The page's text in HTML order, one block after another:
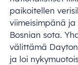
paikoitellen
viimeisimpänä
Bosnian sota.
välittämä
ja loi